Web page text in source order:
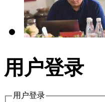
用户登录
用户登录